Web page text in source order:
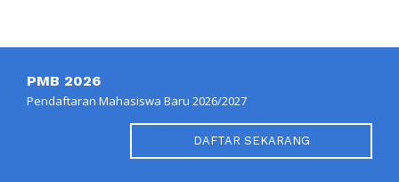
PMB 2026
Pendaftaran Mahasiswa Baru 2026/2027
DAFTAR SEKARANG